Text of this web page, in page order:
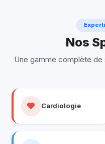
Nos
Une gamme complète
Cardiologie